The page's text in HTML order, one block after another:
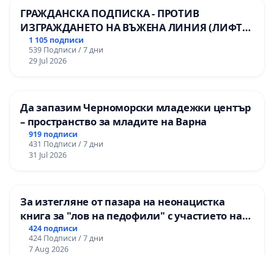
ГРАЖДАНСКА ПОДПИСКА - ПРОТИВ
ИЗГРАЖДАНЕТО НА ВЪЖЕНА ЛИНИЯ (ЛИФТ)
НА ТЕРИТОРИЯТА НА ПРИРОДНА
ЗАБЕЛЕЖИТЕЛНОСТ „ХЪЛМ НА
ОСВОБОДИТЕЛИТЕ“ (БУНАРДЖИК)
1 105 подписи
539 Подписи / 7 дни
29 Jul 2026
Да запазим Черноморски младежки център
– пространство за младите на Варна
919 подписи
431 Подписи / 7 дни
31 Jul 2026
За изтегляне от пазара на неонацистка
книга за "лов на педофили" с участието на
деца
424 подписи
424 Подписи / 7 дни
7 Aug 2026